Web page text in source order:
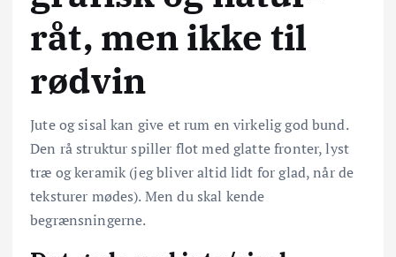
råt, men ikke til
rødvin
Jute og sisal kan give et rum en virkelig god bund.
Den rå struktur spiller flot med glatte fronter, lyst
træ og keramik (jeg bliver altid lidt for glad, når de
teksturer mødes). Men du skal kende
begrænsningerne.